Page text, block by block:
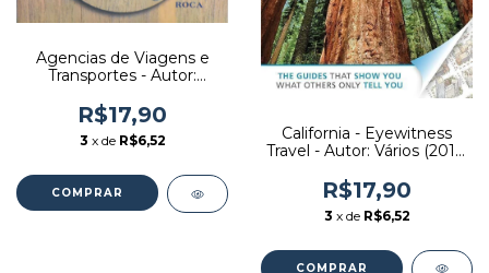
Agencias de Viagens e
Transportes - Autor:
(2003) [usado]
R$17,90
3 x de R$6,52
California - Eyewitness
Travel - Autor: Vários (2012)
R$17,90
3 x de R$6,52